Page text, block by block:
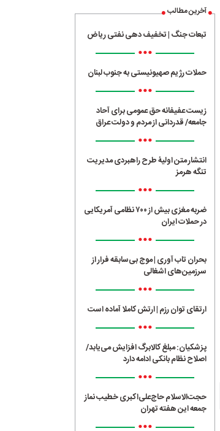
آخرین مطالب
تبعات جنگ | تخفیف دهی نفتی ریاض
•••
حملات رژیم صهیونیستی به جنوب لبنان
•••
زیست عفیفانه حق عمومی برای آحاد
جامعه/ قدردانی از مردم و دولت عراق
•••
انتشار متن اولیۀ طرح راهبردی مدیریت
تنگه هرمز
•••
ضربه مغزی بیش از ۷۰۰ نظامی آمریکایی
در حملات ایران
•••
بحران تاب آوری | موج بی‌سابقه فرار از
سرزمین‌های اشغالی
•••
ارتقای توان رزم | ارتش کاملا آماده است
•••
پزشکیان: مبلغ کالابرگ افزایش می‌یابد/
اصلاح نظام بانکی ادامه دارد
•••
حجت‌الاسلام حاج‌علی‌اکبری خطیب نماز
جمعه این هفته تهران